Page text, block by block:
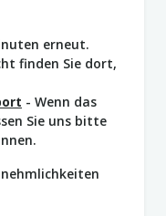
erneut.
finden Sie dort,
- Wenn das
Sie uns bitte